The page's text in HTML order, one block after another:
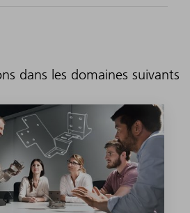
dans les domaines suivants